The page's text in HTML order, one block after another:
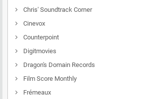
Chris' Soundtrack Corner
Cinevox
Counterpoint
Digitmovies
Dragon's Domain Records
Film Score Monthly
Frémeaux